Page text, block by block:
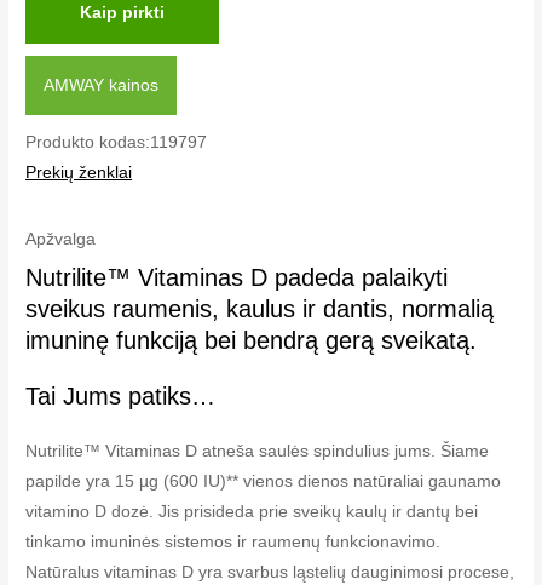
Kaip pirkti
AMWAY kainos
Produkto kodas:119797
Prekių ženklai
Apžvalga
Nutrilite™ Vitaminas D padeda palaikyti
sveikus raumenis, kaulus ir dantis, normalią
imuninę funkciją bei bendrą gerą sveikatą.
Tai Jums patiks…
Nutrilite™ Vitaminas D atneša saulės spindulius jums. Šiame
papilde yra 15 µg (600 IU)** vienos dienos natūraliai gaunamo
vitamino D dozė. Jis prisideda prie sveikų kaulų ir dantų bei
tinkamo imuninės sistemos ir raumenų funkcionavimo.
Natūralus vitaminas D yra svarbus ląstelių dauginimosi procese,